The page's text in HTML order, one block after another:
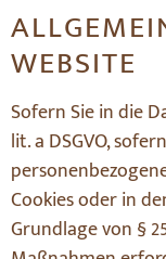
WEBSITE
Sofern Sie in die
lit. a DSGVO,
Cookies oder in
Grundlage von §